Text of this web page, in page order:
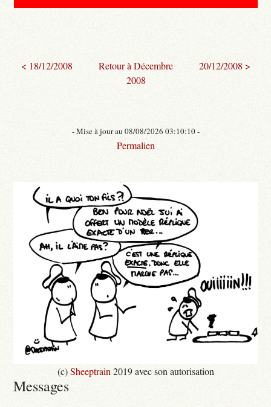
< 18/12/2008
Retour à Décembre
2008
20/12/2008 >
- Mise à jour au 08/08/2026 03:10:10 -
Permalien
(c)Sheeptrain 2019 avec son autorisation
Messages